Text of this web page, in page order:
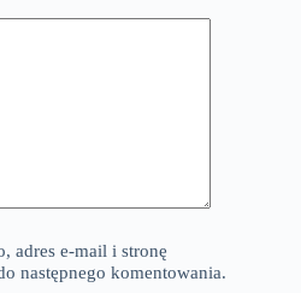
adres e-mail i stronę
następnego komentowania.